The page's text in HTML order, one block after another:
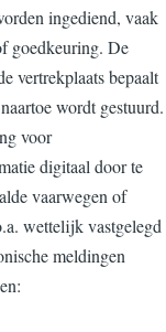
ingediend, vaak
goedkeuring. De
vertrekplaats bepaalt
wordt gestuurd.
voor
digitaal door te
vaarwegen of
wettelijk vastgelegd
meldingen